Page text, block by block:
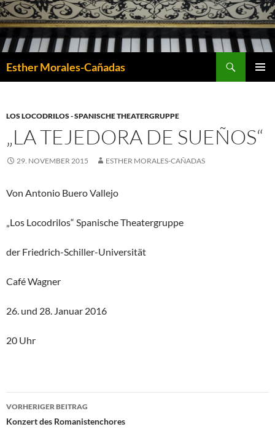
Esther Morales-Cañadas
LOS LOCODRILOS - SPANISCHE THEATERGRUPPE
„LA TEJEDORA DE SUEÑOS“
29. NOVEMBER 2015 ESTHER MORALES-CAÑADAS
Von Antonio Buero Vallejo
„Los Locodrilos“ Spanische Theatergruppe
der Friedrich-Schiller-Universität
Café Wagner
26. und 28. Januar 2016
20 Uhr
Beitragsnavigation
VORHERIGER BEITRAG
Konzert des Romanistenchores